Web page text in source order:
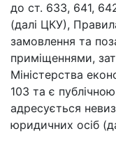
до ст. 633, 641,
(далі ЦКУ),
замовлення та
приміщеннями,
Міністерства
103 та є
адресується
юридичних осіб